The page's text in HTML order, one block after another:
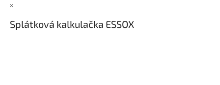
×
Splátková kalkulačka ESSOX